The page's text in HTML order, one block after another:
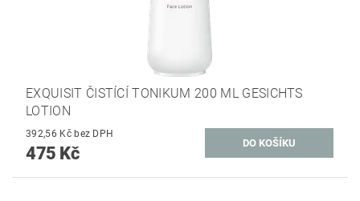
EXQUISIT ČISTÍCÍ TONIKUM 200 ML GESICHTS
LOTION
392,56 Kč bez DPH
475 Kč